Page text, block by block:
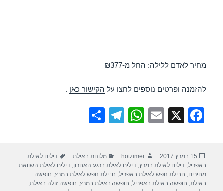
מחיר לאדם ללילה: החל מ-₪377
להזמנה ופרטים נוספים לחצו על הקישור כאן .
F
e
b
X
E
W
s
A
T
gr
a
e
פורסם
בתאריך
15 במרץ 2017 מחבר
hotzimer קטגוריות
מלונות באילת תגיות
דילים לאילת
באפריל,דילים לאילת במרץ,דילים לאילת ברגע האחרון,דילים לאילת השוואת
מחירים, חבילת נופש לאילת באפריל, חבילת נופש לאילת במרץ, חופשה
באילת, חופשה באילת באפריל, חופשה באילת במרץ, חופשה זולה באילת,